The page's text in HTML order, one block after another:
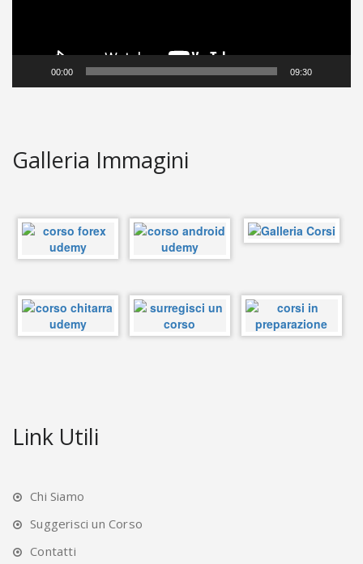
00:00 09:30
Galleria Immagini
Link Utili
Chi Siamo
Suggerisci un Corso
Contatti